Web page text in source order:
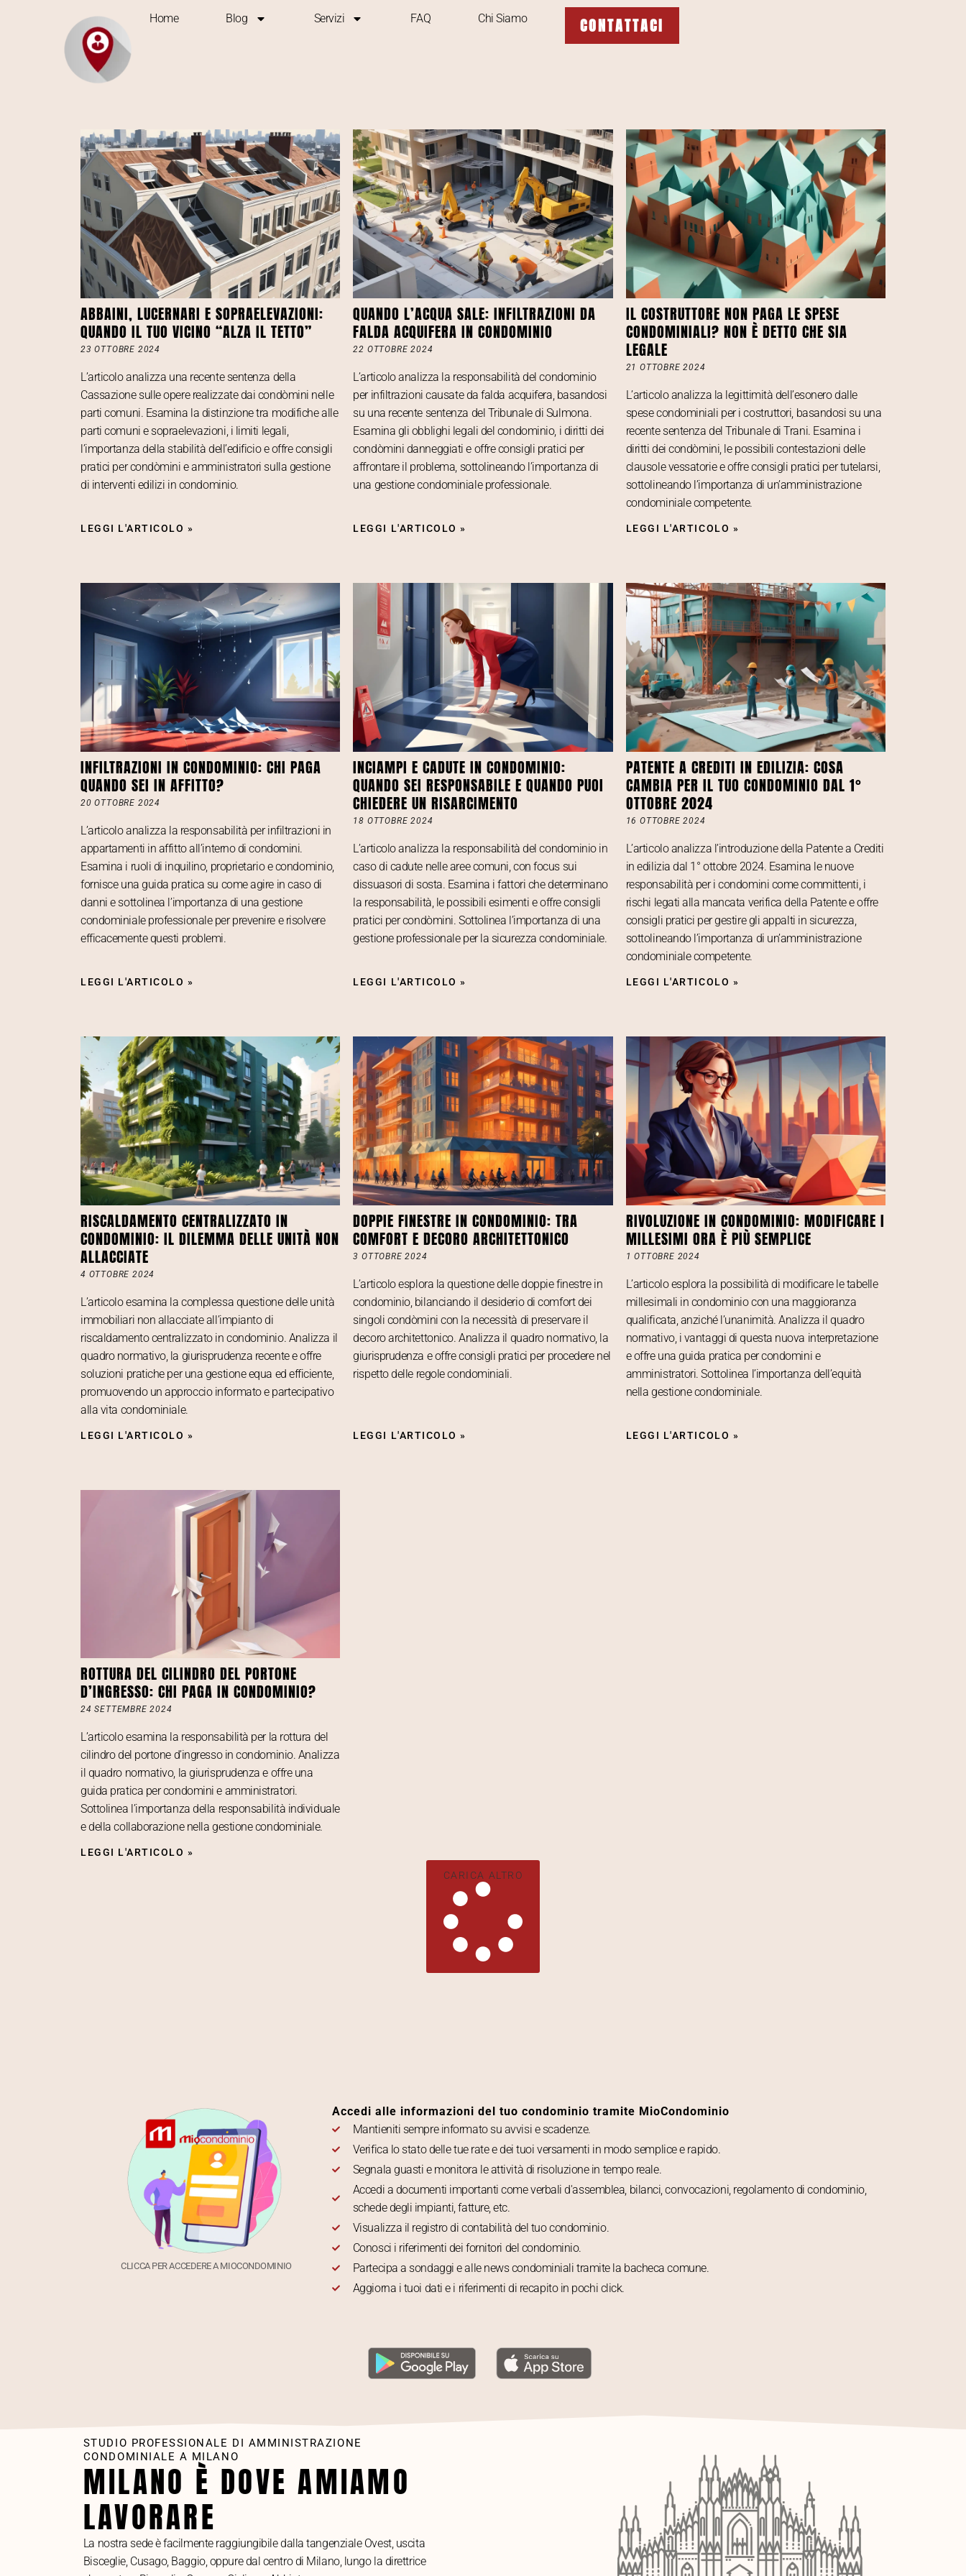
Home Blog Servizi FAQ Chi Siamo CONTATTACI
ABBAINI, LUCERNARI E SOPRAELEVAZIONI:
QUANDO IL TUO VICINO “ALZA IL TETTO”
23 OTTOBRE 2024
L’articolo analizza una recente sentenza della
Cassazione sulle opere realizzate dai condòmini nelle
parti comuni. Esamina la distinzione tra modifiche alle
parti comuni e sopraelevazioni, i limiti legali,
l’importanza della stabilità dell’edificio e offre consigli
pratici per condòmini e amministratori sulla gestione
di interventi edilizi in condominio.
LEGGI L'ARTICOLO »
QUANDO L’ACQUA SALE: INFILTRAZIONI DA
FALDA ACQUIFERA IN CONDOMINIO
22 OTTOBRE 2024
L’articolo analizza la responsabilità del condominio
per infiltrazioni causate da falda acquifera, basandosi
su una recente sentenza del Tribunale di Sulmona.
Esamina gli obblighi legali del condominio, i diritti dei
condòmini danneggiati e offre consigli pratici per
affrontare il problema, sottolineando l’importanza di
una gestione condominiale professionale.
LEGGI L'ARTICOLO »
IL COSTRUTTORE NON PAGA LE SPESE
CONDOMINIALI? NON È DETTO CHE SIA
LEGALE
21 OTTOBRE 2024
L’articolo analizza la legittimità dell’esonero dalle
spese condominiali per i costruttori, basandosi su una
recente sentenza del Tribunale di Trani. Esamina i
diritti dei condòmini, le possibili contestazioni delle
clausole vessatorie e offre consigli pratici per tutelarsi,
sottolineando l’importanza di un’amministrazione
condominiale competente.
LEGGI L'ARTICOLO »
INFILTRAZIONI IN CONDOMINIO: CHI PAGA
QUANDO SEI IN AFFITTO?
20 OTTOBRE 2024
L’articolo analizza la responsabilità per infiltrazioni in
appartamenti in affitto all’interno di condomini.
Esamina i ruoli di inquilino, proprietario e condominio,
fornisce una guida pratica su come agire in caso di
danni e sottolinea l’importanza di una gestione
condominiale professionale per prevenire e risolvere
efficacemente questi problemi.
LEGGI L'ARTICOLO »
INCIAMPI E CADUTE IN CONDOMINIO:
QUANDO SEI RESPONSABILE E QUANDO PUOI
CHIEDERE UN RISARCIMENTO
18 OTTOBRE 2024
L’articolo analizza la responsabilità del condominio in
caso di cadute nelle aree comuni, con focus sui
dissuasori di sosta. Esamina i fattori che determinano
la responsabilità, le possibili esimenti e offre consigli
pratici per condòmini. Sottolinea l’importanza di una
gestione professionale per la sicurezza condominiale.
LEGGI L'ARTICOLO »
PATENTE A CREDITI IN EDILIZIA: COSA
CAMBIA PER IL TUO CONDOMINIO DAL 1°
OTTOBRE 2024
16 OTTOBRE 2024
L’articolo analizza l’introduzione della Patente a Crediti
in edilizia dal 1° ottobre 2024. Esamina le nuove
responsabilità per i condomini come committenti, i
rischi legati alla mancata verifica della Patente e offre
consigli pratici per gestire gli appalti in sicurezza,
sottolineando l’importanza di un’amministrazione
condominiale competente.
LEGGI L'ARTICOLO »
RISCALDAMENTO CENTRALIZZATO IN
CONDOMINIO: IL DILEMMA DELLE UNITÀ NON
ALLACCIATE
4 OTTOBRE 2024
L’articolo esamina la complessa questione delle unità
immobiliari non allacciate all’impianto di
riscaldamento centralizzato in condominio. Analizza il
quadro normativo, la giurisprudenza recente e offre
soluzioni pratiche per una gestione equa ed efficiente,
promuovendo un approccio informato e partecipativo
alla vita condominiale.
LEGGI L'ARTICOLO »
DOPPIE FINESTRE IN CONDOMINIO: TRA
COMFORT E DECORO ARCHITETTONICO
3 OTTOBRE 2024
L’articolo esplora la questione delle doppie finestre in
condominio, bilanciando il desiderio di comfort dei
singoli condòmini con la necessità di preservare il
decoro architettonico. Analizza il quadro normativo, la
giurisprudenza e offre consigli pratici per procedere nel
rispetto delle regole condominiali.
LEGGI L'ARTICOLO »
RIVOLUZIONE IN CONDOMINIO: MODIFICARE I
MILLESIMI ORA È PIÙ SEMPLICE
1 OTTOBRE 2024
L’articolo esplora la possibilità di modificare le tabelle
millesimali in condominio con una maggioranza
qualificata, anziché l’unanimità. Analizza il quadro
normativo, i vantaggi di questa nuova interpretazione
e offre una guida pratica per condomini e
amministratori. Sottolinea l’importanza dell’equità
nella gestione condominiale.
LEGGI L'ARTICOLO »
ROTTURA DEL CILINDRO DEL PORTONE
D’INGRESSO: CHI PAGA IN CONDOMINIO?
24 SETTEMBRE 2024
L’articolo esamina la responsabilità per la rottura del
cilindro del portone d’ingresso in condominio. Analizza
il quadro normativo, la giurisprudenza e offre una
guida pratica per condomini e amministratori.
Sottolinea l’importanza della responsabilità individuale
e della collaborazione nella gestione condominiale.
LEGGI L'ARTICOLO »
CARICA ALTRO
CLICCA PER ACCEDERE A MIOCONDOMINIO
Accedi alle informazioni del tuo condominio tramite MioCondominio
Mantieniti sempre informato su avvisi e scadenze.
Verifica lo stato delle tue rate e dei tuoi versamenti in modo semplice e rapido.
Segnala guasti e monitora le attività di risoluzione in tempo reale.
Accedi a documenti importanti come verbali d'assemblea, bilanci, convocazioni, regolamento di condominio,
schede degli impianti, fatture, etc.
Visualizza il registro di contabilità del tuo condominio.
Conosci i riferimenti dei fornitori del condominio.
Partecipa a sondaggi e alle news condominiali tramite la bacheca comune.
Aggiorna i tuoi dati e i riferimenti di recapito in pochi click.
STUDIO PROFESSIONALE DI AMMINISTRAZIONE
CONDOMINIALE A MILANO
MILANO È DOVE AMIAMO
LAVORARE
La nostra sede è facilmente raggiungibile dalla tangenziale Ovest, uscita
Bisceglie, Cusago, Baggio, oppure dal centro di Milano, lungo la direttrice